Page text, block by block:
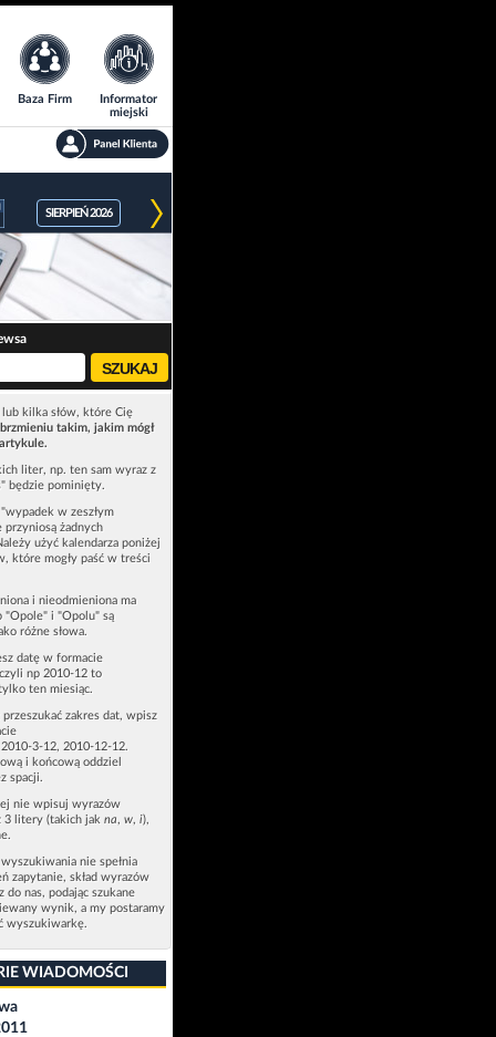
Baza Firm
Informator
miejski
SIERPIEŃ 2026
lub kilka słów, które Cię
takim, jakim mógł
liter, np. ten sam wyraz z
będzie pominięty.
w zeszłym
żadnych
użyć kalendarza poniżej
które mogły paść w treści
i nieodmieniona ma
"Opole" i "Opolu" są
różne słowa.
datę w formacie
np 2010-12 to
ten miesiąc.
przeszukać zakres dat, wpisz
3-12, 2010-12-12.
i końcową oddziel
spacji.
nie wpisuj wyrazów
3 litery (takich jak na, w, i),
nie spełnia
zapytanie, skład wyrazów
do nas, podając szukane
wynik, a my postaramy
wyszukiwarkę.
WIADOMOŚCI